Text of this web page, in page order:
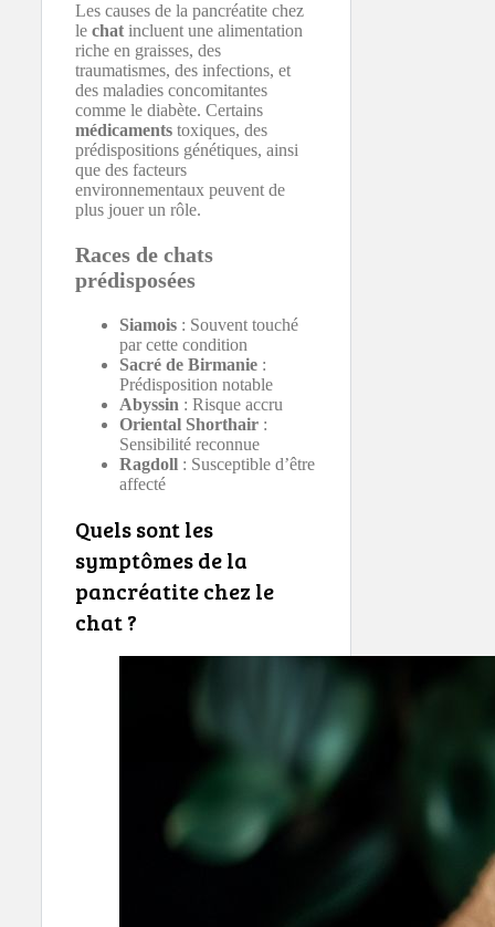
Les causes de la pancréatite chez
le chat incluent une alimentation
riche en graisses, des
traumatismes, des infections, et
des maladies concomitantes
comme le diabète. Certains
médicaments toxiques, des
prédispositions génétiques, ainsi
que des facteurs
environnementaux peuvent de
plus jouer un rôle.
Races de chats
prédisposées
Siamois : Souvent touché
par cette condition
Sacré de Birmanie :
Prédisposition notable
Abyssin : Risque accru
Oriental Shorthair :
Sensibilité reconnue
Ragdoll : Susceptible d’être
affecté
Quels sont les
symptômes de la
pancréatite chez le
chat ?